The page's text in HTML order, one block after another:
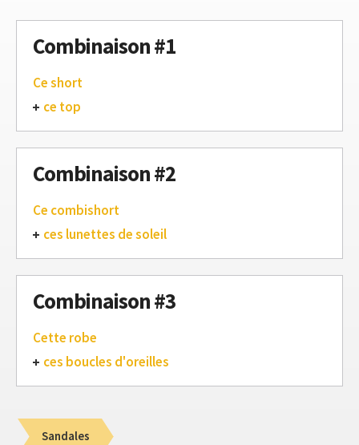
Combinaison #1
Ce short
ce top
Combinaison #2
Ce combishort
ces lunettes de soleil
Combinaison #3
Cette robe
ces boucles d'oreilles
Sandales